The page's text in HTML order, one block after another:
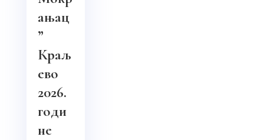
ањац
”
Краљ
ево
2026.
годи
не